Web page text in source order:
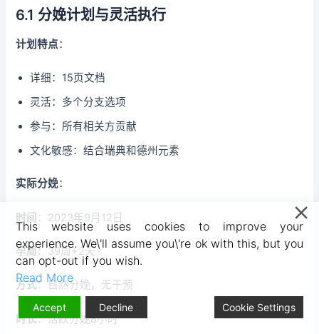
6.1 分娩计划与灵活执行
计划特点：
详细：15页文档
灵活：多个分支选项
参与：所有相关方贡献
文化敏感：结合瑞典和德州元素
实际分娩：
时间 ：2023年9月12日
孕周：39周+2天
方式：自然分娩，无干预
时长：活跃分娩8小时
This website uses cookies to improve your
experience. We\'ll assume you\'re ok with this, but you
can opt-out if you wish.
Read More
Accept Decline Cookie Settings